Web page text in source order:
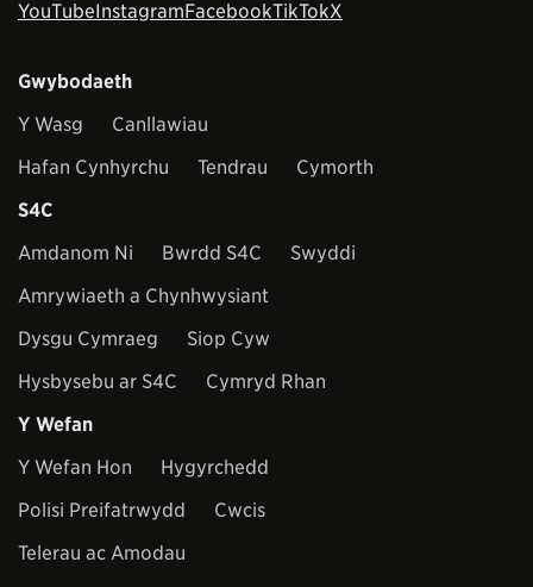
YouTubeInstagramFacebookTikTokX
Gwybodaeth
Y Wasg
Canllawiau
Hafan Cynhyrchu
Tendrau
Cymorth
S4C
Amdanom Ni
Bwrdd S4C
Swyddi
Amrywiaeth a Chynhwysiant
Dysgu Cymraeg
Siop Cyw
Hysbysebu ar S4C
Cymryd Rhan
Y Wefan
Y Wefan Hon
Hygyrchedd
Polisi Preifatrwydd
Cwcis
Telerau ac Amodau